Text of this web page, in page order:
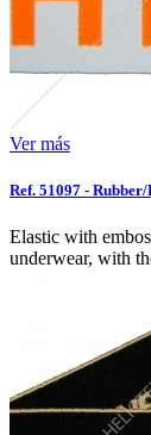
Ver más
Ref. 51097 -
Elastic with
underwear, with